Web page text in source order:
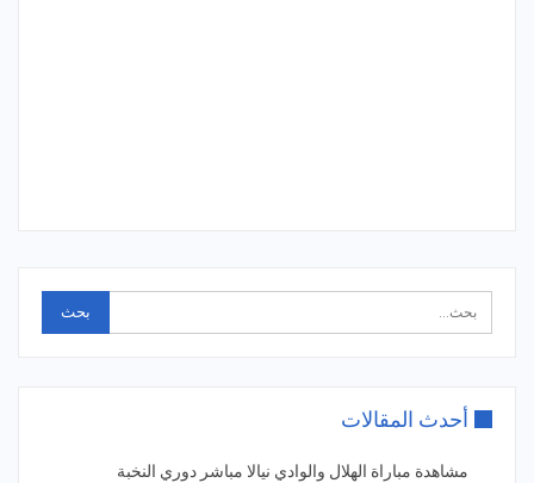
أحدث المقالات
مشاهدة مباراة الهلال والوادي نيالا مباشر دوري النخبة